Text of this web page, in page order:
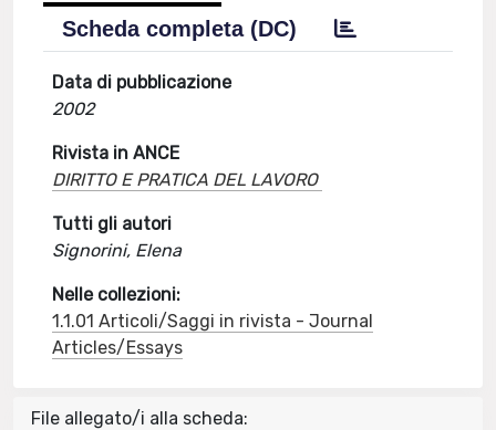
Scheda completa (DC)
Data di pubblicazione
2002
Rivista in ANCE
DIRITTO E PRATICA DEL LAVORO
Tutti gli autori
Signorini, Elena
Nelle collezioni:
1.1.01 Articoli/Saggi in rivista - Journal
Articles/Essays
File allegato/i alla scheda: